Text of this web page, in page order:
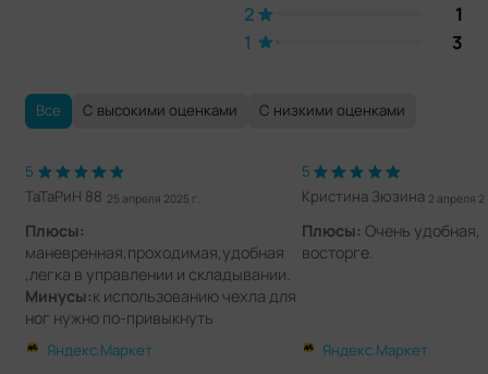
2
1
1
3
Все С высокими оценками С низкими оценками
5
ТаТаРиН 88 25 апреля 2025 г.
Плюсы:
маневренная,проходимая,удобная
,легка в управлении и складывании.
Минусы:к использованию чехла для
ног нужно по-привыкнуть
Комментарии:
просто топ
Яндекс.Маркет
5
Кристина Зюзина 2 апреля
Плюсы: Очень удобная,
восторге.
Яндекс.Маркет